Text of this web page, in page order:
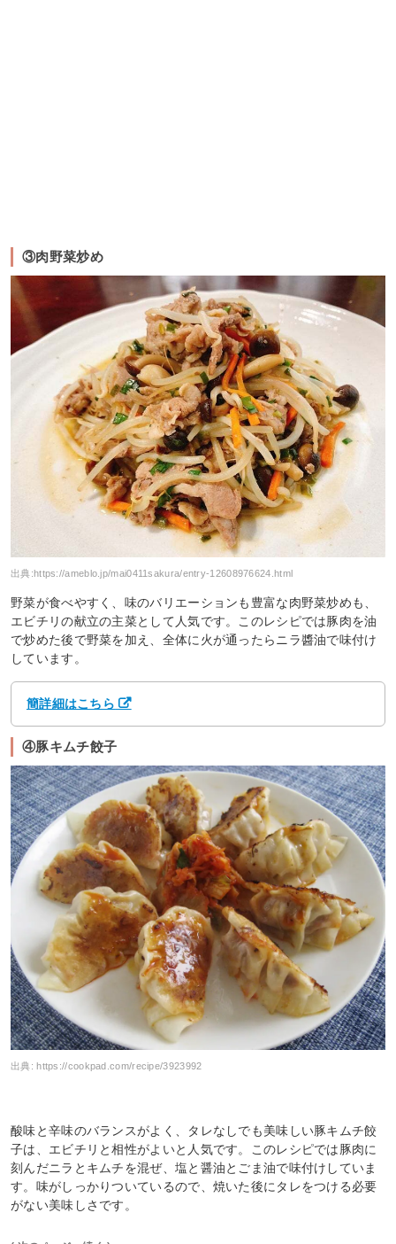
③肉野菜炒め
出典:https://ameblo.jp/mai0411sakura/entry-12608976624.html
野菜が食べやすく、味のバリエーションも豊富な肉野菜炒めも、
エビチリの献立の主菜として人気です。このレシピでは豚肉を油
で炒めた後で野菜を加え、全体に火が通ったらニラ醬油で味付け
しています。
簡詳細はこちら
④豚キムチ餃子
出典: https://cookpad.com/recipe/3923992
酸味と辛味のバランスがよく、タレなしでも美味しい豚キムチ餃
子は、エビチリと相性がよいと人気です。このレシピでは豚肉に
刻んだニラとキムチを混ぜ、塩と醤油とごま油で味付けしていま
す。味がしっかりついているので、焼いた後にタレをつける必要
がない美味しさです。